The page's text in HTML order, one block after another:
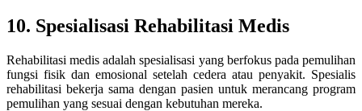
10. Spesialisasi Rehabilitasi Medis
Rehabilitasi medis adalah spesialisasi yang berfokus pada pemulihan
fungsi fisik dan emosional setelah cedera atau penyakit. Spesialis
rehabilitasi bekerja sama dengan pasien untuk merancang program
pemulihan yang sesuai dengan kebutuhan mereka.